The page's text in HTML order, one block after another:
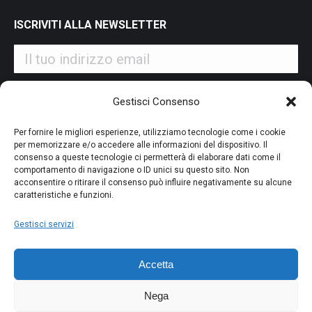
Gestisci Consenso
Per fornire le migliori esperienze, utilizziamo tecnologie come i cookie
per memorizzare e/o accedere alle informazioni del dispositivo. Il
consenso a queste tecnologie ci permetterà di elaborare dati come il
comportamento di navigazione o ID unici su questo sito. Non
acconsentire o ritirare il consenso può influire negativamente su alcune
caratteristiche e funzioni.
Gestisci servizi
Accetta
Nega
ISCRIVITI ALLA NEWSLETTER
Condizioni d'Uso del nostro sito web. La tua email potrà essere
PAGAMENTO SICURO